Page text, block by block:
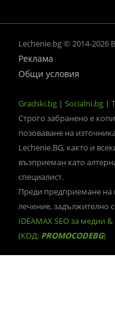
Lechenie.bg © 2014-2026
Реклама
Общи условия
Gradski.bg | Socialni.bg |
Строго забранено е
позоваване на
Lechenie.BG, както и
възприеман като
специалист.
Преди предприемане на
лечение, задължително
IDEAMAX SEO за медии
(КОД: PROMOCODEBG)